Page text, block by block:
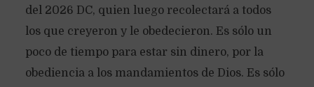
del 2026 DC, quien luego recolectará a todos
los que creyeron y le obedecieron. Es sólo un
poco de tiempo para estar sin dinero, por la
obediencia a los mandamientos de Dios. Es sólo